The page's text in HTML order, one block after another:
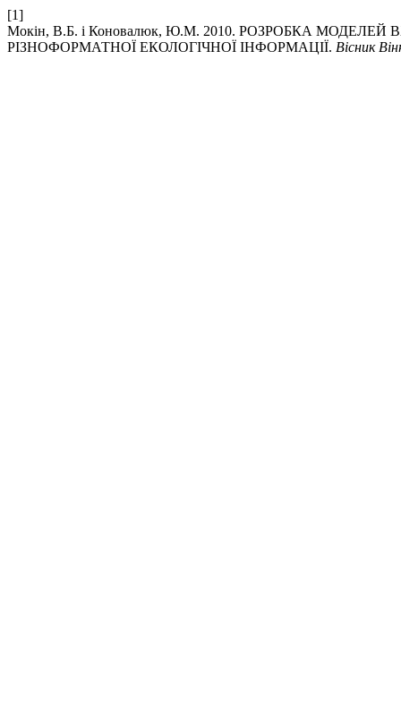
[1]
Мокін, В.Б. і Коновалюк, Ю.М. 2010. РОЗРОБКА
РІЗНОФОРМАТНОЇ ЕКОЛОГІЧНОЇ ІНФОРМАЦІЇ. Вісник